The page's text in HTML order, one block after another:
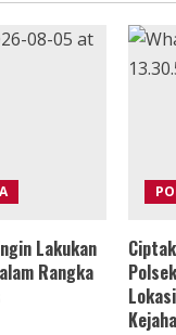
Lakukan
Rangka